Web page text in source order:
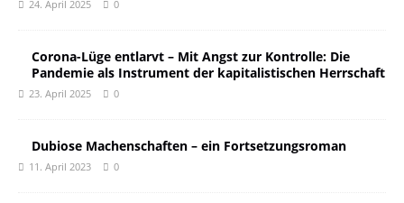
24. April 2025 0
Corona-Lüge entlarvt – Mit Angst zur Kontrolle: Die
Pandemie als Instrument der kapitalistischen Herrschaft
23. April 2025 0
Dubiose Machenschaften – ein Fortsetzungsroman
11. April 2023 0